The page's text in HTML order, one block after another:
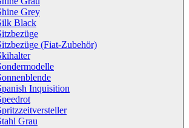
Grey
Black
(Fiat-Zubehör)
Inquisition
Grau